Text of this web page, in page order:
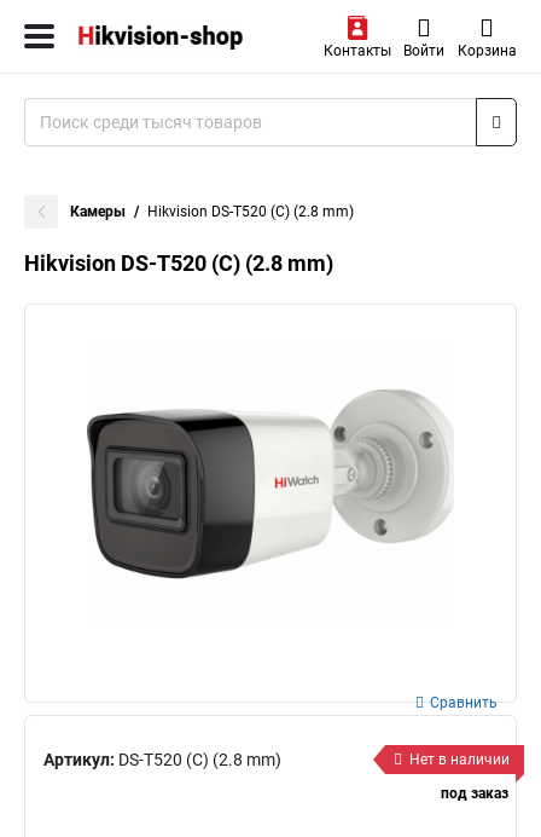
Контакты Войти Корзина
Камеры Hikvision DS-T520 (С) (2.8 mm)
Hikvision DS-T520 (С) (2.8 mm)
Артикул: DS-T520 (С) (2.8 mm)
Сравнить
Нет в наличии
под заказ